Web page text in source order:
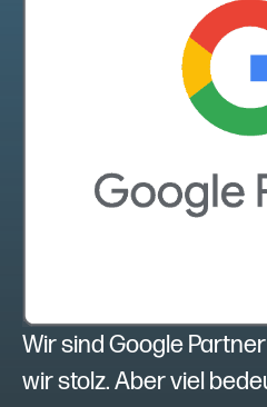
Wir sind Google
wir stolz. Aber viel